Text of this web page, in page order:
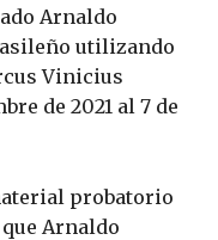
Arnaldo
utilizando
Vinicius
de 2021 al 7 de
probatorio
Arnaldo